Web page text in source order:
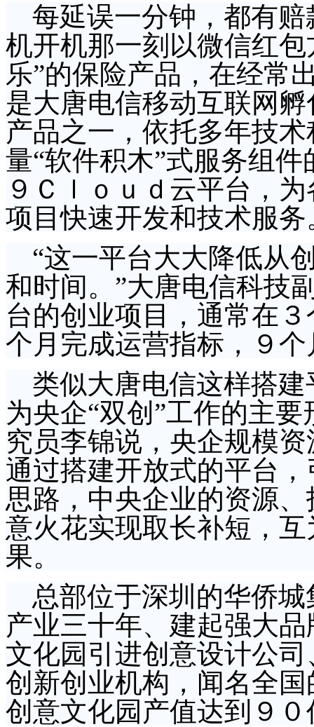
每延误一分钟，都有
机开机那一刻以微信红
乐”的保险产品，在经常
是大唐电信移动互联网
产品之一，依托多年技
量“软件积木”式服务组
９Ｃｌｏｕｄ云平台，
项目快速开发和技术服务
“这一平台大大降低从
和时间。”大唐电信科技
台的创业项目，通常在
个月完成运营指标，９
类似大唐电信这样搭
为央企“双创”工作的主
究员李锦说，央企规模
通过搭建开放式的平台
思路，中央企业的资源
意火花实现取长补短，
果。
总部位于深圳的华侨
产业三十年、建起强大
文化园引进创意设计公
创新创业机构，闻名全
创意文化园产值达到９０